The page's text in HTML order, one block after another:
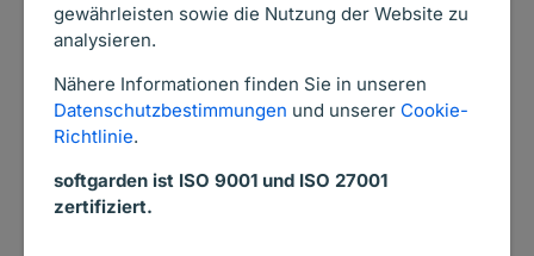
gewährleisten sowie die Nutzung der Website zu
analysieren.
Nähere Informationen finden Sie in unseren
Datenschutzbestimmungen und unserer Cookie-
Richtlinie.
softgarden ist ISO 9001 und ISO 27001
zertifiziert.
neue Benutzeroberfläche fertig zu stellen
Entwicklungs-Zielgeraden. Es fehlt also nicht
mehr viel, bis Sie in den vollen Genuss der
soweit ist, bitten wir Sie noch um ein wenig
Geduld.